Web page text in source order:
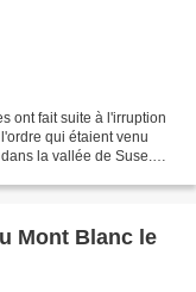
ont fait suite à l'irruption
qui étaient venu
la vallée de Suse.
Mont Blanc le